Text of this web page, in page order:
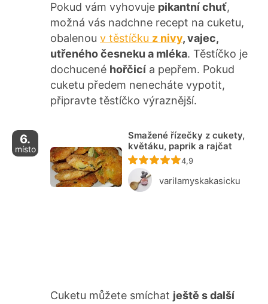
Pokud vám vyhovuje pikantní chuť,
možná vás nadchne recept na cuketu,
obalenou v těstíčku z nivy, vajec,
utřeného česneku a mléka. Těstíčko je
dochucené hořčicí a pepřem. Pokud
cuketu předem nenecháte vypotit,
připravte těstíčko výraznější.
6.
místo
Smažené řízečky z cukety,
květáku, paprik a rajčat
Recept ještě nebyl
4,9
varilamyskakasicku
Cuketu můžete smíchat ještě s další